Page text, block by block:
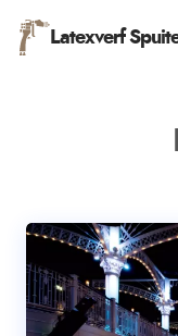
Latexverf